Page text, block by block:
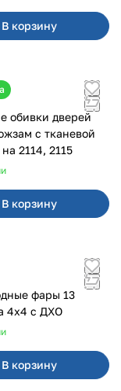
В корзину
обивки дверей
с тканевой
вставкой на 2114, 2115
В корзину
фары 13
диодов на 4x4 с ДХО
В корзину